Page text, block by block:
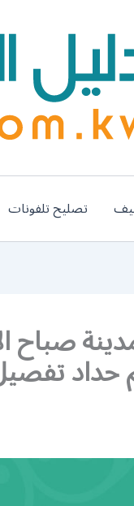
تصليح تلفونات
صباح
/ معلم حداد